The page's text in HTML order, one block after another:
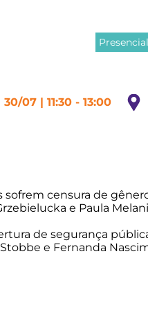
Presencial
30/07 | 11:30 - 13:00
sofrem censura de
e Paula
de segurança
e Fernanda